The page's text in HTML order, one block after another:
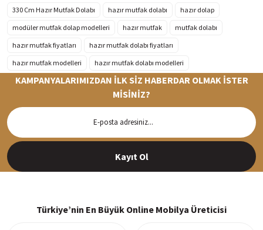
330 Cm Hazır Mutfak Dolabı
hazır mutfak dolabı
hazır dolap
modüler mutfak dolap modelleri
hazır mutfak
mutfak dolabı
hazır mutfak fiyatları
hazır mutfak dolabı fiyatları
hazır mutfak modelleri
hazır mutfak dolabı modelleri
Siparişleriniz en kısa sürede hazırlanarak kargoya verilir
KAMPANYALARIMIZDAN İLK SİZ HABERDAR OLMAK İSTER
MİSİNİZ?
Kayıt Ol
Türkiye’nin En Büyük Online Mobilya Üreticisi